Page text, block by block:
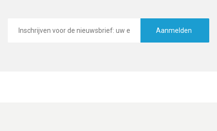
mailadres
Aanmelden